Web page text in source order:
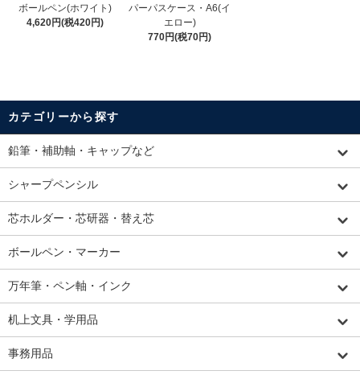
ボールペン(ホワイト)
4,620円(税420円)
パーパスケース・A6(イ
エロー)
770円(税70円)
カテゴリーから探す
鉛筆・補助軸・キャップなど
シャープペンシル
芯ホルダー・芯研器・替え芯
ボールペン・マーカー
万年筆・ペン軸・インク
机上文具・学用品
事務用品